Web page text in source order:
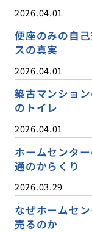
2026.04.01
便座のみの自
スの真実
2026.04.01
築古マンショ
のトイレ
2026.04.01
ホームセンタ
通のからくり
2026.03.29
なぜホームセ
売るのか